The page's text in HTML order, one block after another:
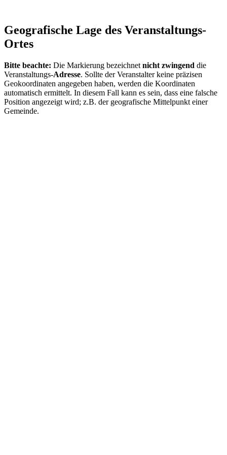
Geografische Lage des Veranstaltungs-
Ortes
Bitte beachte: Die Markierung bezeichnet nicht zwingend die
Veranstaltungs-Adresse. Sollte der Veranstalter keine präzisen
Geokoordinaten angegeben haben, werden die Koordinaten
automatisch ermittelt. In diesem Fall kann es sein, dass eine falsche
Position angezeigt wird; z.B. der geografische Mittelpunkt einer
Gemeinde.